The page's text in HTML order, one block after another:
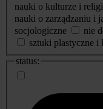
nauki o kulturze i
nauki o zarządzaniu i
socjologiczne
nie
sztuki plastyczne i
status: